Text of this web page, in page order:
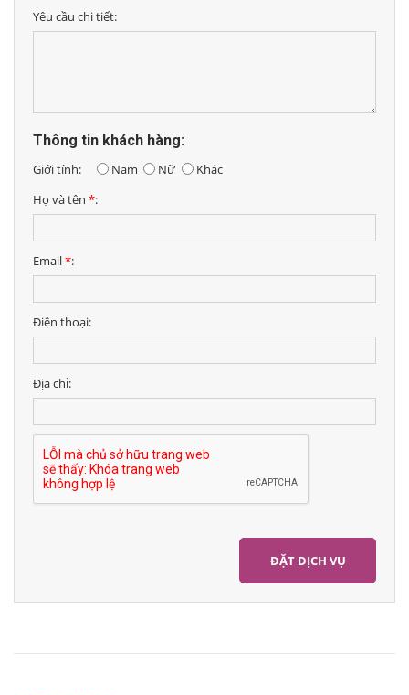
Yêu cầu chi tiết:
Thông tin khách hàng:
Giới tính: Nam Nữ
Khác
Họ và tên *:
Email*:
Điện thoại:
Địa chỉ: